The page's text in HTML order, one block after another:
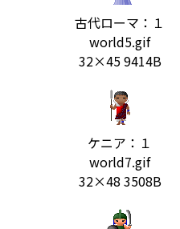
古代ローマ：１
world5.gif
32×45 9414B
ケニア：１
world7.gif
32×48 3508B